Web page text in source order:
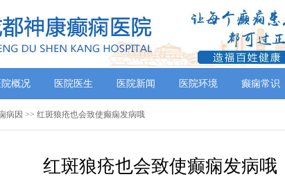
院概况 医院医生 医院新闻 医院环境 癫痫常识
病因 >> 红斑狼疮也会致使癫痫发病哦
红斑狼疮也会致使癫痫发病哦